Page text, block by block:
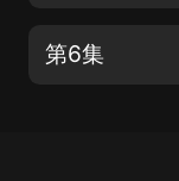
第6集